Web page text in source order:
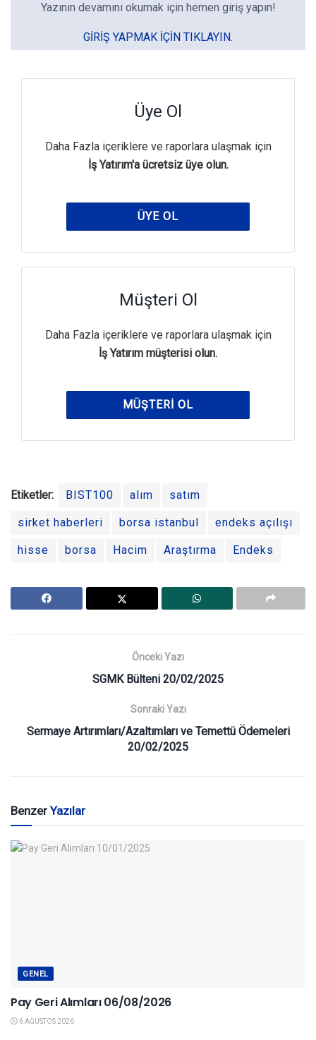
Yazının devamını okumak için hemen giriş yapın!
GIRIŞ YAPMAK IÇIN TIKLAYIN.
Üye Ol
Daha Fazla içeriklere ve raporlara ulaşmak için
İş Yatırım'a ücretsiz üye olun.
ÜYE OL
Müşteri Ol
Daha Fazla içeriklere ve raporlara ulaşmak için
İş Yatırım müşterisi olun.
MÜŞTERI OL
Etiketler: BIST100 alım satım
sirket haberleri borsa istanbul endeks açılışı
hisse borsa Hacim Araştırma Endeks
Önceki Yazı
SGMK Bülteni 20/02/2025
Sonraki Yazı
Sermaye Artırımları/Azaltımları ve Temettü Ödemeleri
20/02/2025
BenzerYazılar
GENEL
Pay Geri Alımları 06/08/2026
6 AĞUSTOS 2026